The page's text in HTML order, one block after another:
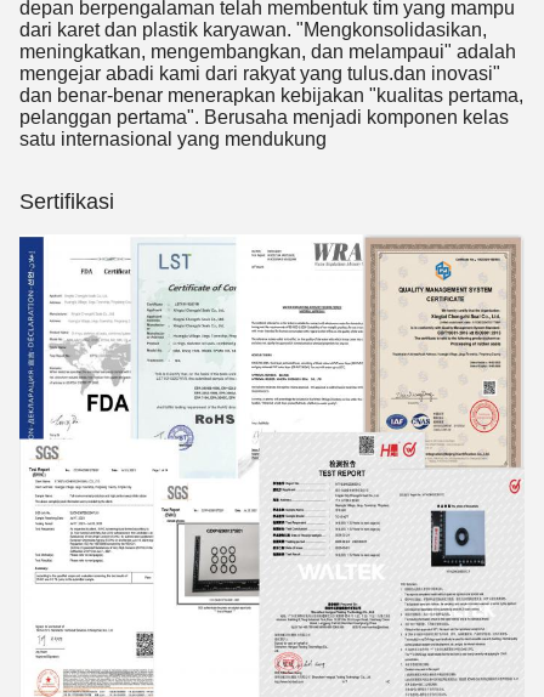
depan berpengalaman telah membentuk tim yang mampu
dari karet dan plastik karyawan. "Mengkonsolidasikan,
meningkatkan, mengembangkan, dan melampaui" adalah
mengejar abadi kami dari rakyat yang tulus.dan inovasi"
dan benar-benar menerapkan kebijakan "kualitas pertama,
pelanggan pertama". Berusaha menjadi komponen kelas
satu internasional yang mendukung
Sertifikasi